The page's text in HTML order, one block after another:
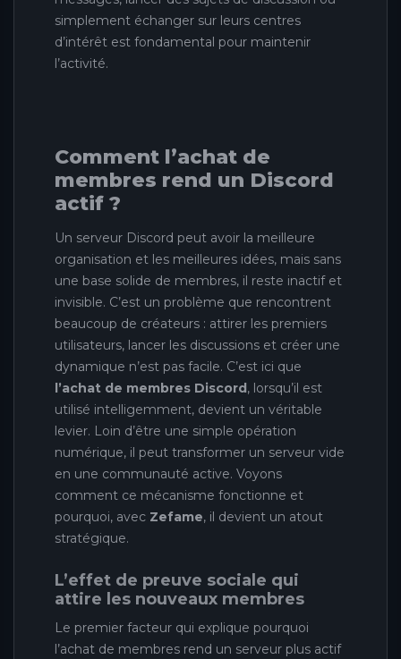
simplement échanger sur leurs centres
d’intérêt est fondamental pour maintenir
l’activité.
Comment l’achat de
membres rend un Discord
actif ?
Un serveur Discord peut avoir la meilleure
organisation et les meilleures idées, mais sans
une base solide de membres, il reste inactif et
invisible. C’est un problème que rencontrent
beaucoup de créateurs : attirer les premiers
utilisateurs, lancer les discussions et créer une
dynamique n’est pas facile. C’est ici que
l’achat de membres Discord, lorsqu’il est
utilisé intelligemment, devient un véritable
levier. Loin d’être une simple opération
numérique, il peut transformer un serveur vide
en une communauté active. Voyons
comment ce mécanisme fonctionne et
pourquoi, avec Zefame, il devient un atout
stratégique.
L’effet de preuve sociale qui
attire les nouveaux membres
Le premier facteur qui explique pourquoi
l’achat de membres rend un serveur plus actif